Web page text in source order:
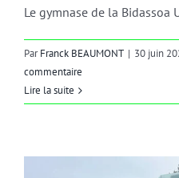
Le gymnase de la Bidassoa
ParFranck BEAUMONT | 30 juin
commentaire
Lire la suite